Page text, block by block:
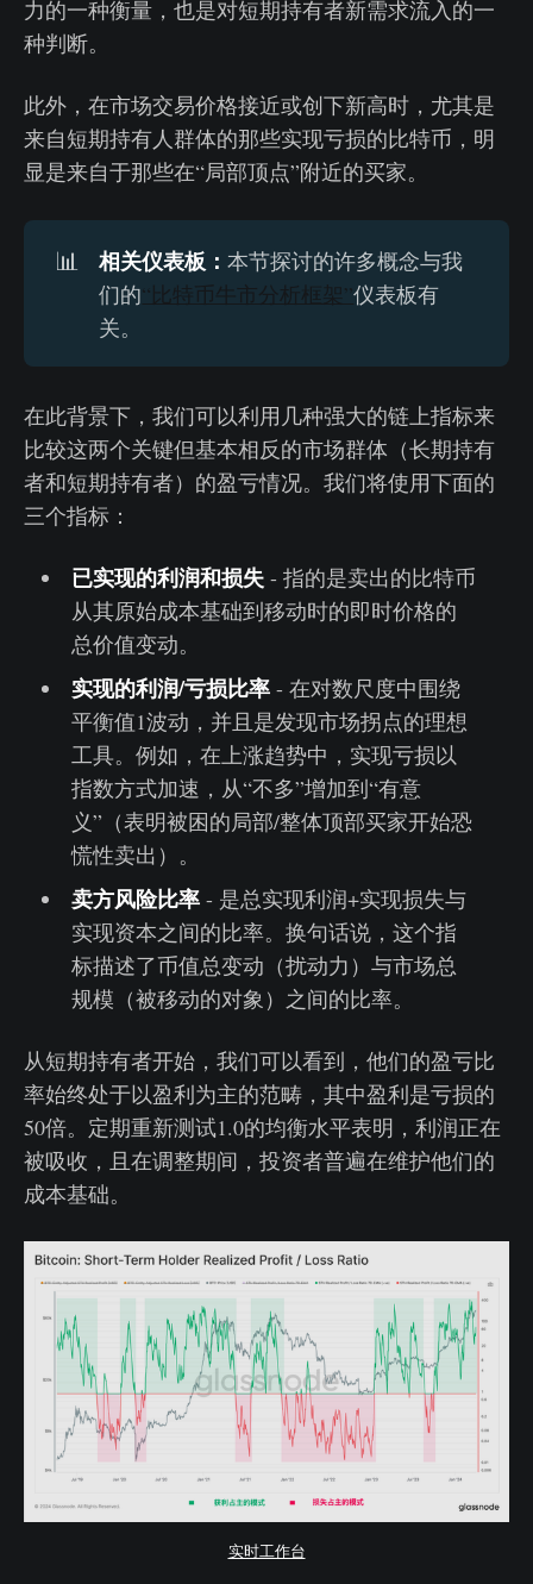
力的一种衡量，也是对短期持有者新需求流入的一
种判断。
此外，在市场交易价格接近或创下新高时，尤其是
来自短期持有人群体的那些实现亏损的比特币，明
显是来自于那些在“局部顶点”附近的买家。
📊 相关仪表板：本节探讨的许多概念与我
们的“比特币牛市分析框架”仪表板有
关。
在此背景下，我们可以利用几种强大的链上指标来
比较这两个关键但基本相反的市场群体（长期持有
者和短期持有者）的盈亏情况。我们将使用下面的
三个指标：
已实现的利润和损失- 指的是卖出的比特币
从其原始成本基础到移动时的即时价格的
总价值变动。
实现的利润/亏损比率- 在对数尺度中围绕
平衡值1波动，并且是发现市场拐点的理想
工具。例如，在上涨趋势中，实现亏损以
指数方式加速，从“不多”增加到“有意
义”（表明被困的局部/整体顶部买家开始恐
慌性卖出）。
卖方风险比率- 是总实现利润+实现损失与
实现资本之间的比率。换句话说，这个指
标描述了币值总变动（扰动力）与市场总
规模（被移动的对象）之间的比率。
从短期持有者开始，我们可以看到，他们的盈亏比
率始终处于以盈利为主的范畴，其中盈利是亏损的
50倍。定期重新测试1.0的均衡水平表明，利润正在
被吸收，且在调整期间，投资者普遍在维护他们的
成本基础。
实时工作台